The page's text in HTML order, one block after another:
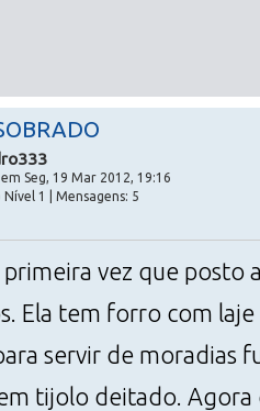
Seg, 19 Mar 2012, 19:16
Nível 1 | Mensagens: 5
primeira vez que
Ela tem forro com
servir de moradias
tijolo deitado. Agora